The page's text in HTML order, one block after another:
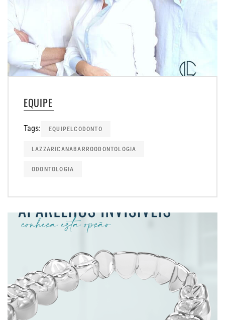
EQUIPE
Tags: EQUIPELCODONTO
LAZZARICANABARROODONTOLOGIA
ODONTOLOGIA